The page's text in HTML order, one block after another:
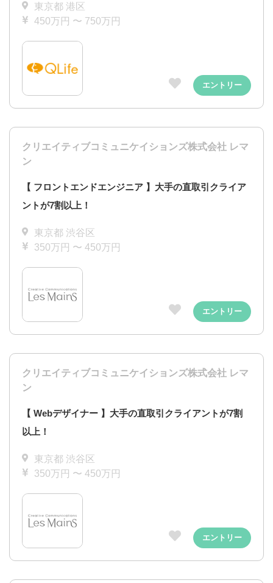
東京都 港区
450万円 〜 750万円
エントリー
クリエイティブコミュニケイションズ株式会社 レマ
ン
【 フロントエンドエンジニア 】大手の直取引クライア
ントが7割以上！
東京都 渋谷区
350万円 〜 450万円
エントリー
クリエイティブコミュニケイションズ株式会社 レマ
ン
【 Webデザイナー 】大手の直取引クライアントが7割
以上！
東京都 渋谷区
350万円 〜 450万円
エントリー